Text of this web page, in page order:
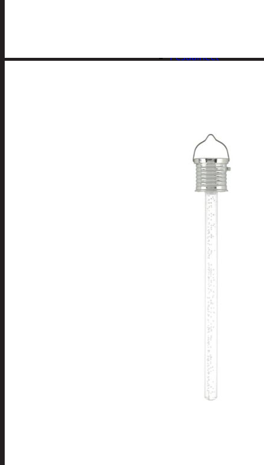
Pesuaineet
siivoustarvikkeet
Roskapussit ja -
Sankot
Pesuaineet
Yleispesuaineet
Eläintenruoka ja tarvikkeet
Linnunpöntöt ja
ruokintalaudat
Linnunruoka
Kodin elektroniikka ja laitteet
Imurit ja tarvikkeet
Kaapelit ja johdot
Kelloradiot, sääasemat ja
lämpömittarit